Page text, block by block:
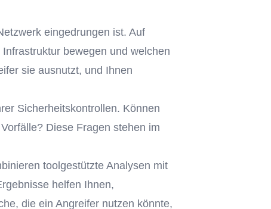
eingedrungen ist. Auf
bewegen und welchen
sie ausnutzt, und Ihnen
Sicherheitskontrollen. Können
Diese Fragen stehen im
toolgestützte Analysen mit
helfen Ihnen,
die ein Angreifer nutzen könnte,